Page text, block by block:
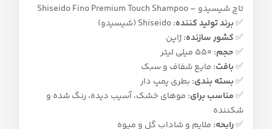
تاچ شیسیدو – Shiseido Fino Premium Touch Shampoo
✅برند تولید کننده:
✅کشور سازنده:ژاپن
✅حجم:
✅بافت: مایع شفاف و سبک
✅بسته‌ بندی: بطری پمپ‌ دار
✅مناسب برای: موهای خشک، آسیب‌ دیده، رنگ‌ شده و
شکننده
✅رایحه: ملایم و شاداب گل و میوه